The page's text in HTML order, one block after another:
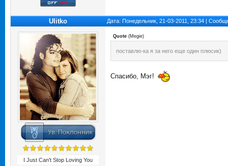
Ulitko Дата: Понедельник, 21-03-2011, 23:34 |
I Just Can't Stop Loving You
Quote (Megie)
поставлю-ка я за него еще один плюсик)
Спасибо, Мэг!